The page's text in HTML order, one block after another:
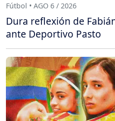
Fútbol • AGO 6 / 2026
Dura reflexión de
ante Deportivo Pasto